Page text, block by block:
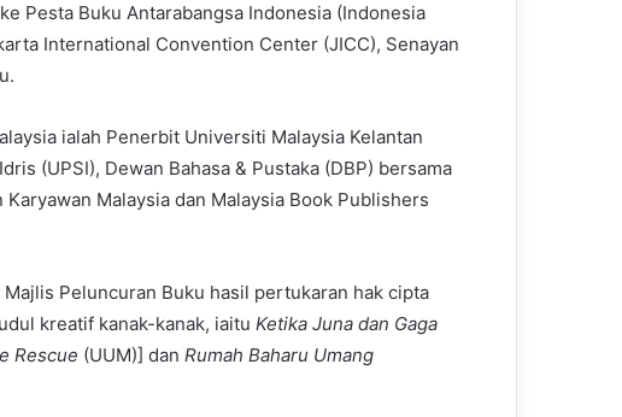
Pesta Buku Antarabangsa Indonesia (Indonesia
International Convention Center (JICC), Senayan
ialah Penerbit Universiti Malaysia Kelantan
(UPSI), Dewan Bahasa & Pustaka (DBP) bersama
Malaysia dan Malaysia Book Publishers
Peluncuran Buku hasil pertukaran hak cipta
kreatif kanak-kanak, iaitu Ketika Juna dan Gaga
Rescue (UUM)] dan Rumah Baharu Umang